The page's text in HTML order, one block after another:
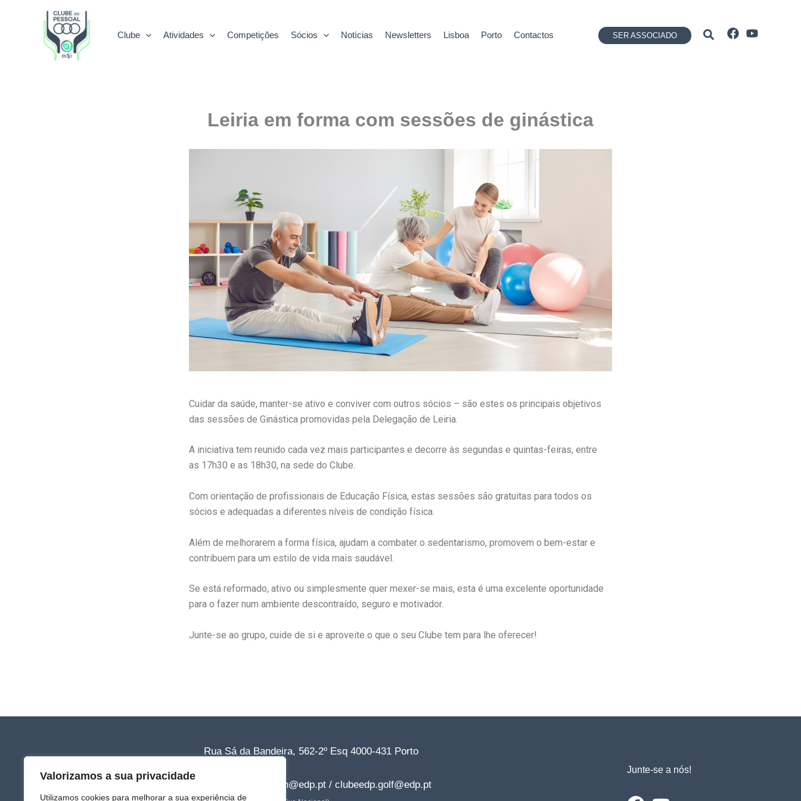
Valorizamos a sua privacidade
Utilizamos cookies para melhorar a sua experiência de
Clube Atividades Competições Sócios Notícias Newsletters Lisboa Porto Contactos SER ASSOCIADO Pesquisar
Leiria em forma com sessões de ginástica
Cuidar da saúde, manter-se ativo e conviver com outros sócios – são estes os principais objetivos
das sessões de Ginástica promovidas pela Delegação de Leiria.
A iniciativa tem reunido cada vez mais participantes e decorre às segundas e quintas-feiras, entre
as 17h30 e as 18h30, na sede do Clube.
Com orientação de profissionais de Educação Física, estas sessões são gratuitas para todos os
sócios e adequadas a diferentes níveis de condição física.
Além de melhorarem a forma física, ajudam a combater o sedentarismo, promovem o bem-estar e
contribuem para um estilo de vida mais saudável.
Se está reformado, ativo ou simplesmente quer mexer-se mais, esta é uma excelente oportunidade
para o fazer num ambiente descontraído, seguro e motivador.
Junte-se ao grupo, cuide de si e aproveite o que o seu Clube tem para lhe oferecer!
Rua Sá da Bandeira, 562-2º Esq 4000-431 Porto
Email: clubeedp.dn@edp.pt / clubeedp.golf@edp.pt
Junte-se a nós!